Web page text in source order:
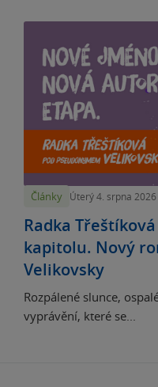
Články Úterý 4. srpna 2026
Radka
kapitolu. Nový
Velikovsky
Rozpálené slunce,
vyprávění, které se...